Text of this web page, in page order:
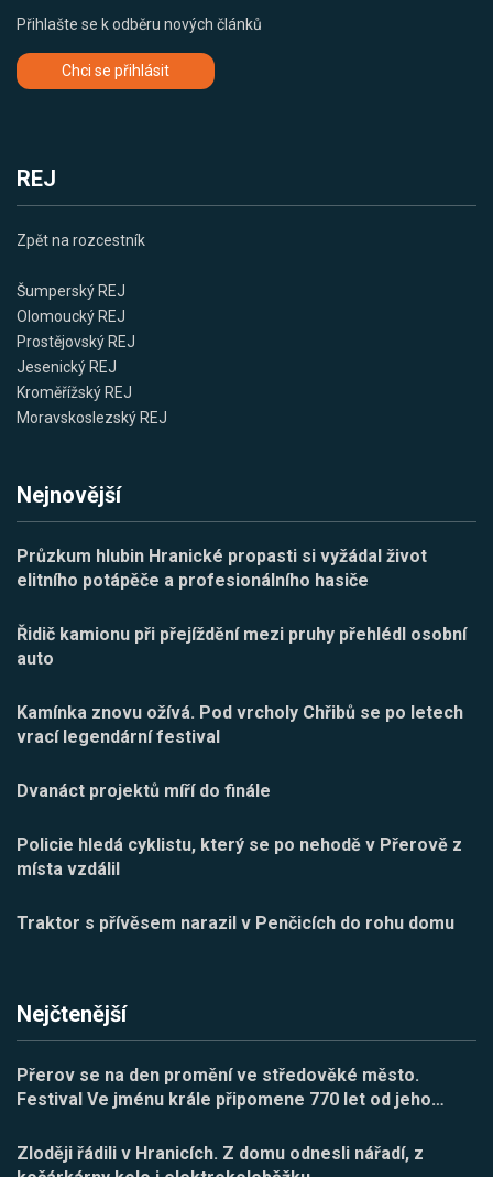
Přihlašte se k odběru nových článků
Chci se přihlásit
REJ
Zpět na rozcestník
Šumperský REJ
Olomoucký REJ
Prostějovský REJ
Jesenický REJ
Kroměřížský REJ
Moravskoslezský REJ
Nejnovější
Průzkum hlubin Hranické propasti si vyžádal život
elitního potápěče a profesionálního hasiče
Řidič kamionu při přejíždění mezi pruhy přehlédl osobní
auto
Kamínka znovu ožívá. Pod vrcholy Chřibů se po letech
vrací legendární festival
Dvanáct projektů míří do finále
Policie hledá cyklistu, který se po nehodě v Přerově z
místa vzdálil
Traktor s přívěsem narazil v Penčicích do rohu domu
Nejčtenější
Přerov se na den promění ve středověké město.
Festival Ve jménu krále připomene 770 let od jeho…
Zloději řádili v Hranicích. Z domu odnesli nářadí, z